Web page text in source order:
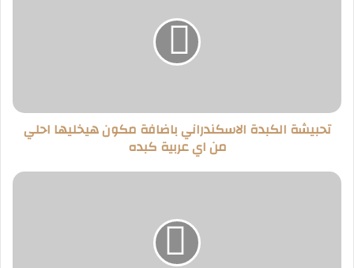
اي
عربية
تحبيشة الكبدة الاسكندراني باضافة مكون هيخليها احلي
من اي عربية كبده
طريقة